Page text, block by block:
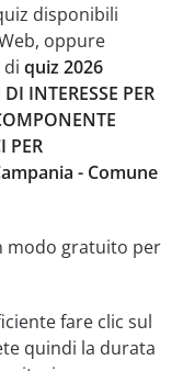
disponibili
oppure
quiz 2026
INTERESSE PER
PER
- Comune
modo gratuito per
fare clic sul
quindi la durata